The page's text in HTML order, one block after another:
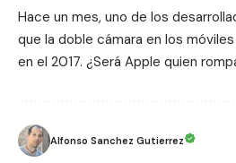
Hace un mes, uno de los
que la doble cámara en los
en el 2017. ¿Será Apple quien
Alfonso Sanchez Gutierrez